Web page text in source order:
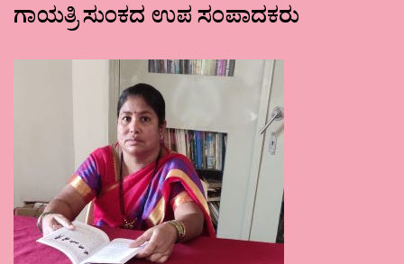
ಗಾಯತ್ರಿ ಸುಂಕದ ಉಪ ಸಂಪಾದಕರು